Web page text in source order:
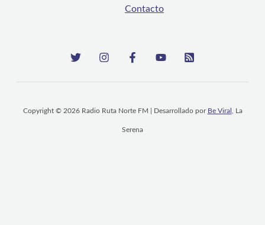
Contacto
Copyright © 2026 Radio Ruta Norte FM | Desarrollado por Be Viral , La
Serena